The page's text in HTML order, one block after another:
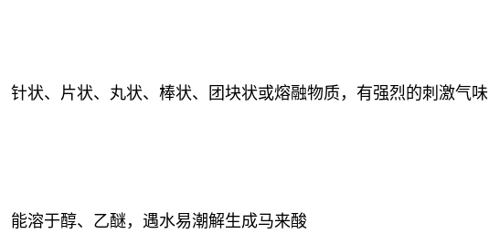
针状、片状、丸状、棒状、团块状或熔融物质，有强烈的刺激气味
溶于醇、乙醚，遇水易潮解生成马来酸